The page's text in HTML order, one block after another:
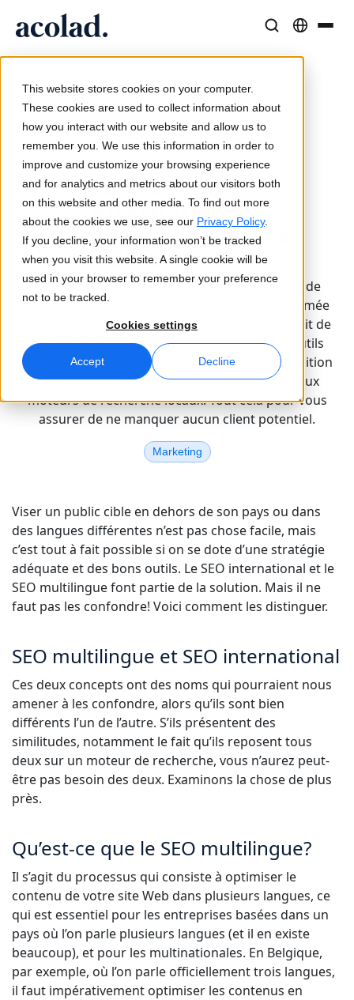
This website stores cookies on your computer.
These cookies are used to collect information about
how you interact with our website and allow us to
remember you. We use this information in order to
improve and customize your browsing experience
and for analytics and metrics about our visitors both
on this website and other media. To find out more
about the cookies we use, see our Privacy Policy.
If you decline, your information won’t be tracked
when you visit this website. A single cookie will be
used in your browser to remember your preference
not to be tracked.
Cookies settings
Accept Decline
Traduction
Vitesse de l’IA, précision humaine
Interprétation
Communication fluide, partout
Médias et Divertissement
Donnez vie à vos contenus sur tous les écrans
Conseil et Externalisation
Touchez et convertissez des publics à l’international
Services de données
Renforcez vos IA avec des données fiables
Toutes les solutions
Solutions par Secteur
Sciences de la vie
Industrie Manufacturière
Finance
Institutions Publiques
Défense & Sécurité
Tous les secteurs
Lia Translate
Traductions instantanées adaptées à votre marque
Lia Live
L'interprétation revisitée
Connectivité
Intégration des flux de travail simplifiée
Interprétation IA
Contrôles qualité pilotés par IA
Services de données IA
Optimisez l’IA avec des données de qualité
Découvrez Lia
Traduction IA rapide, intelligente et évolutive
Études de cas
Résultats concrets de nos clients
Articles
Analyses d’experts sur le contenu global
Ebooks
Guides et stratégies approfondis
Webinaires à la demande
Maîtriser la traduction IA pour les marques
mondiales
Conseils pour optimiser efficacité, échelle et qualité
À propos d’Acolad
Durabilité
Partenaires
Actualités
Sites
Construisez votre avenir avec nous
Opportunités freelance
Rejoignez notre réseau mondial
multilingue ou international
Publié le 10 novembre 2022
SEO multilingue
Référencement
international :
Connaissez-vous la
différence ?
Le SEO international ou multilingue présente de
grands avantages pour les marques de renommée
mondiale. Les défis sont multiples lorsqu'il s'agit de
s'implanter dans le monde entier : le type d'outils
de traduction de sites web à utiliser, la transposition
de vos campagnes de marketing, les nombreux
moteurs de recherche locaux. Tout cela pour vous
assurer de ne manquer aucun client potentiel.
Marketing
Viser un public cible en dehors de son pays ou dans
des langues différentes n’est pas chose facile, mais
c’est tout à fait possible si on se dote d’une stratégie
adéquate et des bons outils. Le SEO international et le
SEO multilingue font partie de la solution. Mais il ne
faut pas les confondre! Voici comment les distinguer.
SEO multilingue et SEO international
Ces deux concepts ont des noms qui pourraient nous
amener à les confondre, alors qu’ils sont bien
différents l’un de l’autre. S’ils présentent des
similitudes, notamment le fait qu’ils reposent tous
deux sur un moteur de recherche, vous n’aurez peut-
être pas besoin des deux. Examinons la chose de plus
près.
Qu’est-ce que le SEO multilingue?
Il s’agit du processus qui consiste à optimiser le
contenu de votre site Web dans plusieurs langues, ce
qui est essentiel pour les entreprises basées dans un
pays où l’on parle plusieurs langues (et il en existe
beaucoup), et pour les multinationales. En Belgique,
par exemple, où l’on parle officiellement trois langues,
il faut impérativement optimiser les contenus en